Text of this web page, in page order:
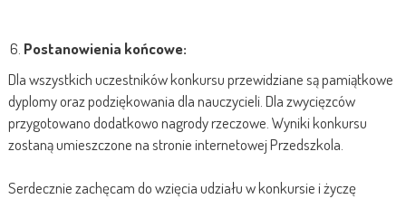
Postanowienia końcowe:
Dla wszystkich uczestników konkursu przewidziane są pamiątkowe
dyplomy oraz podziękowania dla nauczycieli. Dla zwycięzców
przygotowano dodatkowo nagrody rzeczowe. Wyniki konkursu
zostaną umieszczone na stronie internetowej Przedszkola.
Serdecznie zachęcam do wzięcia udziału w konkursie i życzę